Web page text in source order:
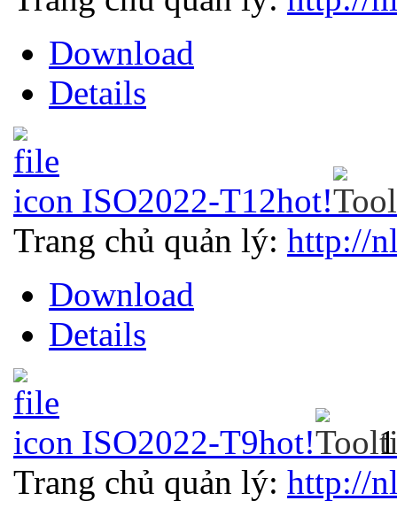
Download
Details
ISO2022-T12hot!
Trang chủ quản lý: http://
Download
Details
ISO2022-T9hot!
Trang chủ quản lý: http://